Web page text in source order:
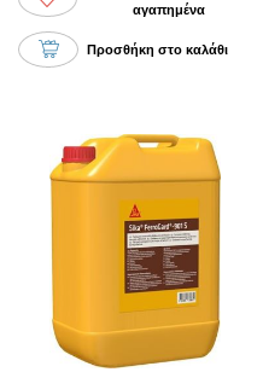
αγαπημένα
Προσθήκη στο καλάθι